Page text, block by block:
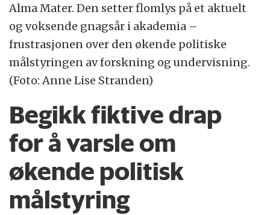
Alma Mater. Den setter flomlys på et aktuelt
og voksende gnagsår i akademia –
frustrasjonen over den økende politiske
målstyringen av forskning og undervisning.
(Foto: Anne Lise Stranden)
Begikk fiktive drap
for å varsle om
økende politisk
målstyring